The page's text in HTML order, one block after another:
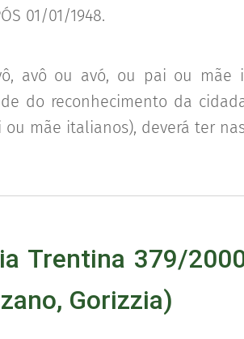
01/01/1948.
avô ou avó, ou pai ou mãe
do reconhecimento da
ou mãe italianos), deverá ter
Trentina 379/
Gorizzia)